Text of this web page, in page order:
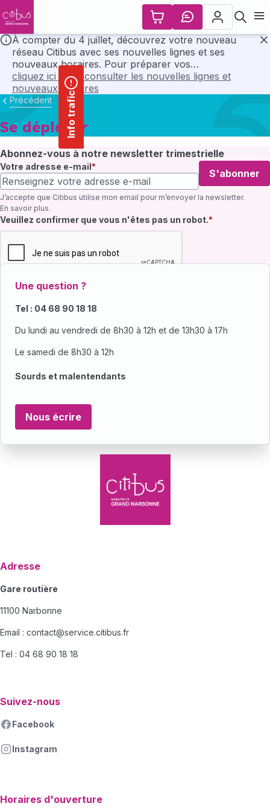
principal
À compter du 4 juillet, découvrez votre nouveau
réseau Citibus avec ses nouvelles lignes et ses
nouveaux horaires. Pour préparer vos
déplacements, consultez l’ensemble des horaires et
les plans du nouveau réseau en cliquant ci-dessous..
cliquez ici pour consulter les nouvelles lignes et
nouveaux horaires
Info trafic
Précédent
Se déplacer
Abonnez-vous à notre newsletter trimestrielle
Votre adresse e-mail
S'abonner
J’accepte que Citibus utilise mon email pour m’envoyer la newsletter.
En savoir plus.
Champ requis
Veuillez confirmer que vous n'êtes pas un robot.
Une question ?
Tel : 04 68 90 18 18
Du lundi au vendredi de 8h30 à 12h et de 13h30 à 17h
Le samedi de 8h30 à 12h
Sourds et malentendants
Nous écrire
Adresse
Gare routière
11100 Narbonne
Email : contact@service.citibus.fr
Tel : 04 68 90 18 18
Suivez-nous
Facebook
Instagram
Horaires d'ouverture
Panneau de gestion des cookies